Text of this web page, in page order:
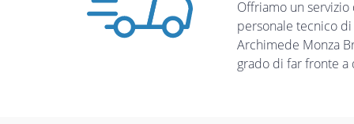
Offriamo un
personale tecnico
Archimede Monza
grado di far fronte a